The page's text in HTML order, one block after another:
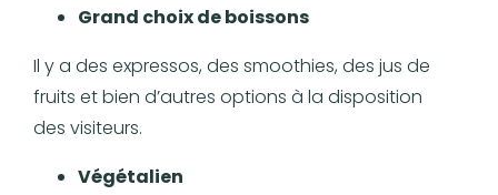
Grand choix de boissons
Il y a des expressos, des smoothies, des jus de
fruits et bien d’autres options à la disposition
des visiteurs.
Végétalien